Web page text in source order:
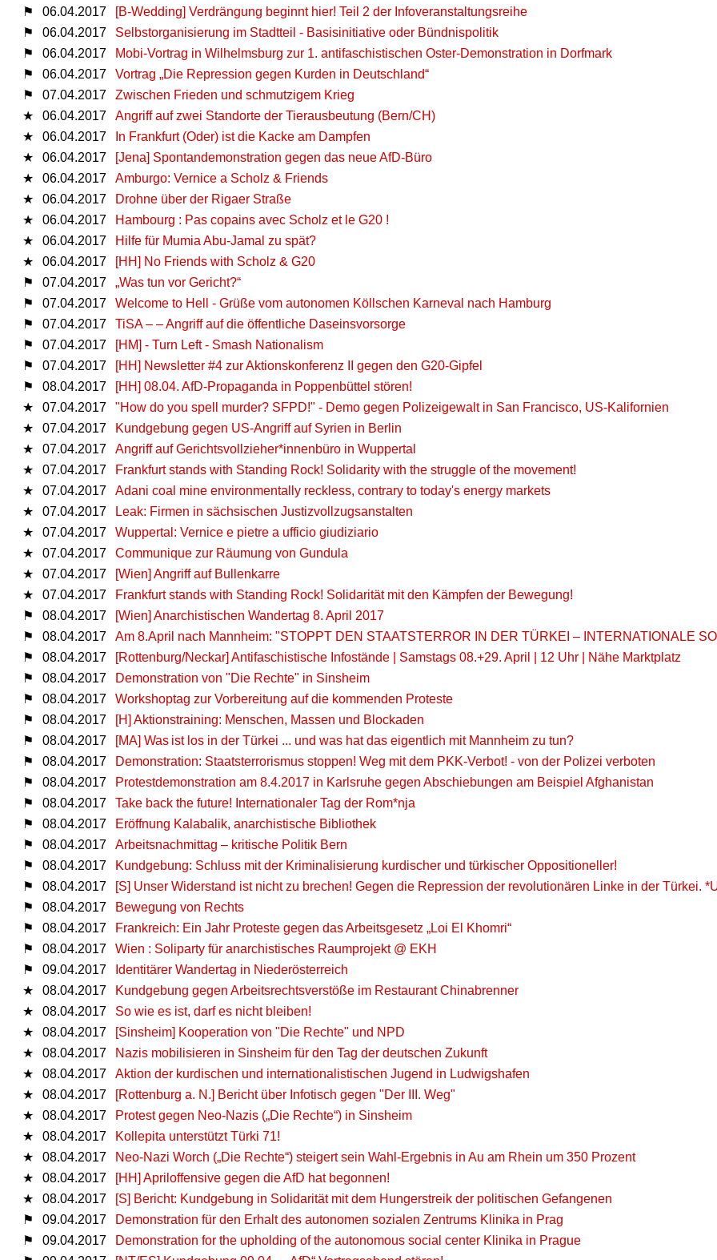
⚑
06.04.2017
[B-Wedding] Verdrängung beginnt hier! Teil 2 der Infoveranstaltungsreihe
⚑
06.04.2017
Selbstorganisierung im Stadtteil - Basisinitiative oder Bündnispolitik
⚑
06.04.2017
Mobi-Vortrag in Wilhelmsburg zur 1. antifaschistischen Oster-Demonstration in Dorfmark
⚑
06.04.2017
Vortrag „Die Repression gegen Kurden in Deutschland“
⚑
07.04.2017
Zwischen Frieden und schmutzigem Krieg
★
06.04.2017
Angriff auf zwei Standorte der Tierausbeutung (Bern/CH)
★
06.04.2017
In Frankfurt (Oder) ist die Kacke am Dampfen
★
06.04.2017
[Jena] Spontandemonstration gegen das neue AfD-Büro
★
06.04.2017
Amburgo: Vernice a Scholz & Friends
★
06.04.2017
Drohne über der Rigaer Straße
★
06.04.2017
Hambourg : Pas copains avec Scholz et le G20 !
★
06.04.2017
Hilfe für Mumia Abu-Jamal zu spät?
★
06.04.2017
[HH] No Friends with Scholz & G20
⚑
07.04.2017
„Was tun vor Gericht?“
⚑
07.04.2017
Welcome to Hell - Grüße vom autonomen Köllschen Karneval nach Hamburg
⚑
07.04.2017
TiSA – – Angriff auf die öffentliche Daseinsvorsorge
⚑
07.04.2017
[HM] - Turn Left - Smash Nationalism
⚑
07.04.2017
[HH] Newsletter #4 zur Aktionskonferenz II gegen den G20-Gipfel
⚑
08.04.2017
[HH] 08.04. AfD-Propaganda in Poppenbüttel stören!
★
07.04.2017
"How do you spell murder? SFPD!" - Demo gegen Polizeigewalt in San Francisco, US-Kalifornien
★
07.04.2017
Kundgebung gegen US-Angriff auf Syrien in Berlin
★
07.04.2017
Angriff auf Gerichtsvollzieher*innenbüro in Wuppertal
★
07.04.2017
Frankfurt stands with Standing Rock! Solidarity with the struggle of the movement!
★
07.04.2017
Adani coal mine environmentally reckless, contrary to today's energy markets
★
07.04.2017
Leak: Firmen in sächsischen Justizvollzugsanstalten
★
07.04.2017
Wuppertal: Vernice e pietre a ufficio giudiziario
★
07.04.2017
Communique zur Räumung von Gundula
★
07.04.2017
[Wien] Angriff auf Bullenkarre
★
07.04.2017
Frankfurt stands with Standing Rock! Solidarität mit den Kämpfen der Bewegung!
⚑
08.04.2017
[Wien] Anarchistischen Wandertag 8. April 2017
⚑
08.04.2017
Am 8.April nach Mannheim: "STOPPT DEN STAATSTERROR IN DER TÜRKEI – INTERNATIONALE
⚑
08.04.2017
[Rottenburg/Neckar] Antifaschistische Infostände | Samstags 08.+29. April | 12 Uhr | Nähe Marktplatz
⚑
08.04.2017
Demonstration von "Die Rechte" in Sinsheim
⚑
08.04.2017
Workshoptag zur Vorbereitung auf die kommenden Proteste
⚑
08.04.2017
[H] Aktionstraining: Menschen, Massen und Blockaden
⚑
08.04.2017
[MA] Was ist los in der Türkei ... und was hat das eigentlich mit Mannheim zu tun?
⚑
08.04.2017
Demonstration: Staatsterrorismus stoppen! Weg mit dem PKK-Verbot! - von der Polizei verboten
⚑
08.04.2017
Protestdemonstration am 8.4.2017 in Karlsruhe gegen Abschiebungen am Beispiel Afghanistan
⚑
08.04.2017
Take back the future! Internationaler Tag der Rom*nja
⚑
08.04.2017
Eröffnung Kalabalik, anarchistische Bibliothek
⚑
08.04.2017
Arbeitsnachmittag – kritische Politik Bern
⚑
08.04.2017
Kundgebung: Schluss mit der Kriminalisierung kurdischer und türkischer Oppositioneller!
⚑
08.04.2017
[S] Unser Widerstand ist nicht zu brechen! Gegen die Repression der revolutionären Linke in der Türkei.
⚑
08.04.2017
Bewegung von Rechts
⚑
08.04.2017
Frankreich: Ein Jahr Proteste gegen das Arbeitsgesetz „Loi El Khomri“
⚑
08.04.2017
Wien : Soliparty für anarchistisches Raumprojekt @ EKH
⚑
09.04.2017
Identitärer Wandertag in Niederösterreich
★
08.04.2017
Kundgebung gegen Arbeitsrechtsverstöße im Restaurant Chinabrenner
★
08.04.2017
So wie es ist, darf es nicht bleiben!
★
08.04.2017
[Sinsheim] Kooperation von "Die Rechte" und NPD
★
08.04.2017
Nazis mobilisieren in Sinsheim für den Tag der deutschen Zukunft
★
08.04.2017
Aktion der kurdischen und internationalistischen Jugend in Ludwigshafen
★
08.04.2017
[Rottenburg a. N.] Bericht über Infotisch gegen "Der III. Weg"
★
08.04.2017
Protest gegen Neo-Nazis („Die Rechte“) in Sinsheim
★
08.04.2017
Kollepita unterstützt Türki 71!
★
08.04.2017
Neo-Nazi Worch („Die Rechte“) steigert sein Wahl-Ergebnis in Au am Rhein um 350 Prozent
★
08.04.2017
[HH] Apriloffensive gegen die AfD hat begonnen!
★
08.04.2017
[S] Bericht: Kundgebung in Solidarität mit dem Hungerstreik der politischen Gefangenen
⚑
09.04.2017
Demonstration für den Erhalt des autonomen sozialen Zentrums Klinika in Prag
⚑
09.04.2017
Demonstration for the upholding of the autonomous social center Klinika in Prague